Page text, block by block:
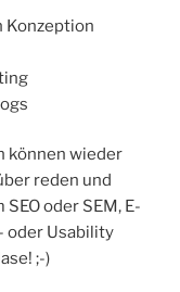
Konzeption
können wieder
reden und
oder SEM, E-
oder Usability
;-)